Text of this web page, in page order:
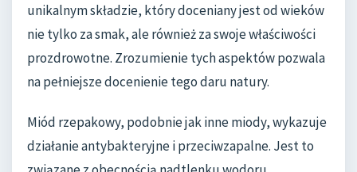
unikalnym składzie, który doceniany jest od wieków
nie tylko za smak, ale również za swoje właściwości
prozdrowotne. Zrozumienie tych aspektów pozwala
na pełniejsze docenienie tego daru natury.
Miód rzepakowy, podobnie jak inne miody, wykazuje
działanie antybakteryjne i przeciwzapalne. Jest to